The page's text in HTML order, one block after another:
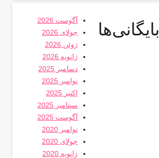
بایگانی‌ها
آگوست 2026
جولای 2026
ژوئن 2026
ژانویه 2026
دسامبر 2025
نوامبر 2025
اکتبر 2025
سپتامبر 2025
آگوست 2025
نوامبر 2020
جولای 2020
ژانویه 2020